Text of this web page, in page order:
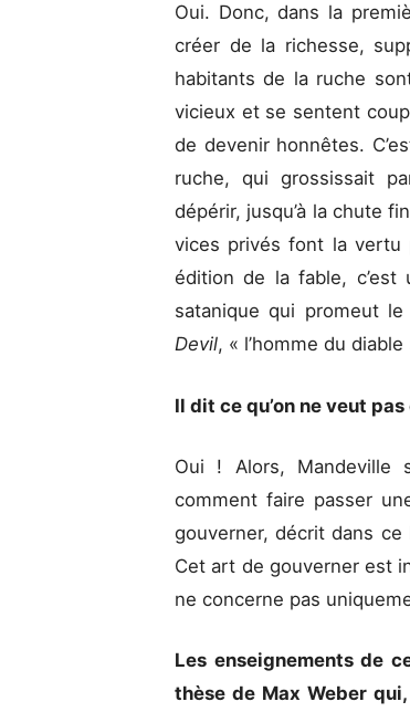
Oui. Donc, dans la
créer de la richesse,
habitants de la ruche
vicieux et se sentent
de devenir honnêtes.
ruche, qui grossissait
dépérir, jusqu’à la chute
vices privés font la vertu
édition de la fable, c’est
satanique qui promeut
Devil, « l’homme du diable
Il dit ce qu’on ne veut
Oui ! Alors, Mandeville
comment faire passer
gouverner, décrit dans ce
Cet art de gouverner est
ne concerne pas
Les enseignements de
thèse de Max Weber